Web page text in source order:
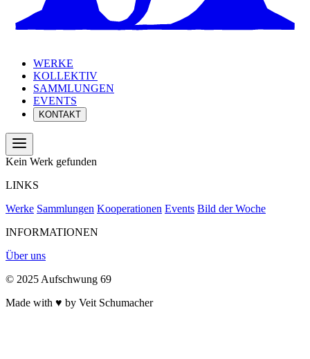
WERKE
KOLLEKTIV
SAMMLUNGEN
EVENTS
KONTAKT
Kein Werk gefunden
LINKS
Werke Sammlungen Kooperationen Events Bild der Woche
INFORMATIONEN
Über uns
© 2025 Aufschwung 69
Made with ♥ by Veit Schumacher